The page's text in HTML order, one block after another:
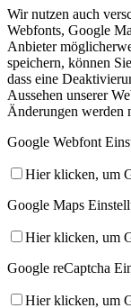
Wir nutzen auch
Webfonts, Google
Anbieter
speichern, können
dass eine
Aussehen unserer
Änderungen werden
Google Webfont
Hier klicken, um
Google Maps
Hier klicken, um
Google reCaptcha
Hier klicken, um